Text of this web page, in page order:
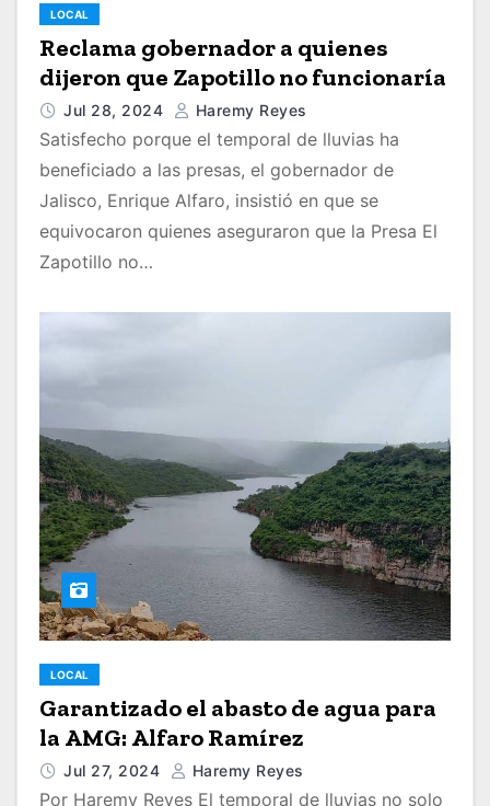
LOCAL
Reclama gobernador a quienes
dijeron que Zapotillo no funcionaría
Jul 28, 2024 Haremy Reyes
Satisfecho porque el temporal de lluvias ha
beneficiado a las presas, el gobernador de
Jalisco, Enrique Alfaro, insistió en que se
equivocaron quienes aseguraron que la Presa El
Zapotillo no…
LOCAL
Garantizado el abasto de agua para
la AMG: Alfaro Ramírez
Jul 27, 2024 Haremy Reyes
Por Haremy Reyes El temporal de lluvias no solo